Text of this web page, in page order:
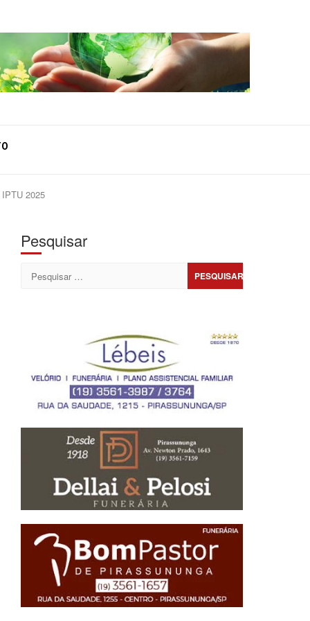
2025
Pesquisar
Pesquisar